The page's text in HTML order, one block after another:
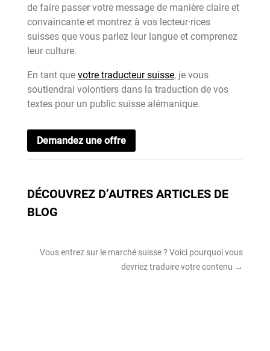
de faire passer votre message de manière claire et
convaincante et montrez à vos lecteur·rices
suisses que vous parlez leur langue et comprenez
leur culture.
En tant que votre traducteur suisse, je vous
soutiendrai volontiers dans la traduction de vos
textes pour un public suisse alémanique.
Demandez une offre
DÉCOUVREZ D’AUTRES ARTICLES DE
BLOG
Vous entrez sur le marché suisse ? Voici pourquoi vous
devriez traduire votre contenu →